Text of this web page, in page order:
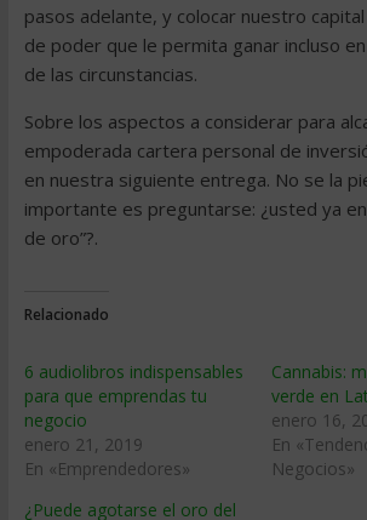
pasos adelante, y colocar nuestro
de poder que le permita ganar incluso
de las circunstancias.
Sobre los aspectos a considerar para
empoderada cartera personal de
en nuestra siguiente entrega. No se la
importante es preguntarse: ¿usted ya
de oro”?.
Relacionado
6 audiolibros indispensables
para que emprendas tu
negocio
enero 21, 2019
En «Emprendedores»
Cannabis:
verde en
enero 16,
En
Negocios»
¿Puede agotarse el oro del